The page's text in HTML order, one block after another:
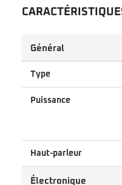
Général
Type
Puissance
Haut-parleur
Électronique